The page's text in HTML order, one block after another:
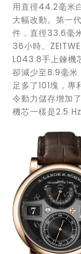
用直徑44.2毫米
大幅改動。第一
件，直徑33.6毫
36小時。
L043.8手上鍊機
卻減少至8.9毫米
足多了101塊，專
令動力儲存增加
機芯一樣是2.5 Hz